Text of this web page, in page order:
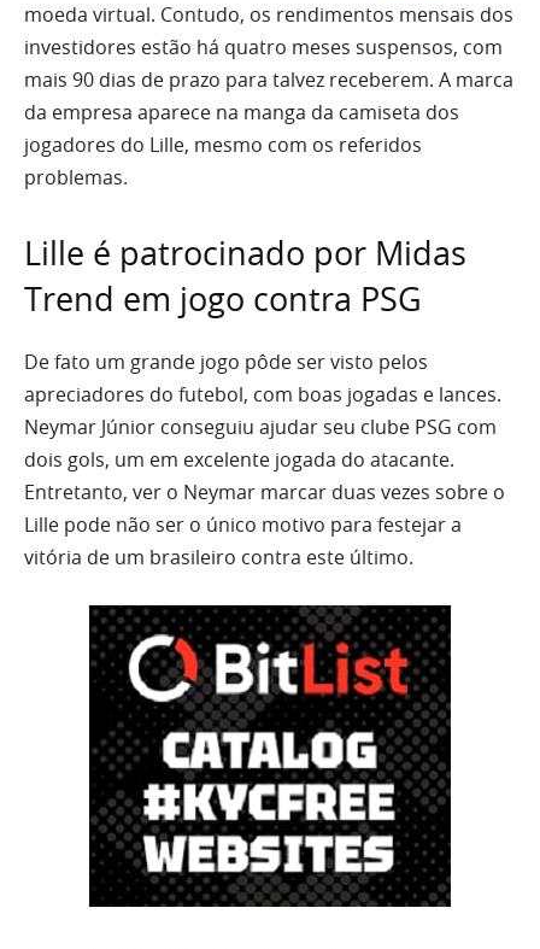
moeda virtual. Contudo, os rendimentos mensais dos
investidores estão há quatro meses suspensos, com
mais 90 dias de prazo para talvez receberem. A marca
da empresa aparece na manga da camiseta dos
jogadores do Lille, mesmo com os referidos
problemas.
Lille é patrocinado por Midas
Trend em jogo contra PSG
De fato um grande jogo pôde ser visto pelos
apreciadores do futebol, com boas jogadas e lances.
Neymar Júnior conseguiu ajudar seu clube PSG com
dois gols, um em excelente jogada do atacante.
Entretanto, ver o Neymar marcar duas vezes sobre o
Lille pode não ser o único motivo para festejar a
vitória de um brasileiro contra este último.